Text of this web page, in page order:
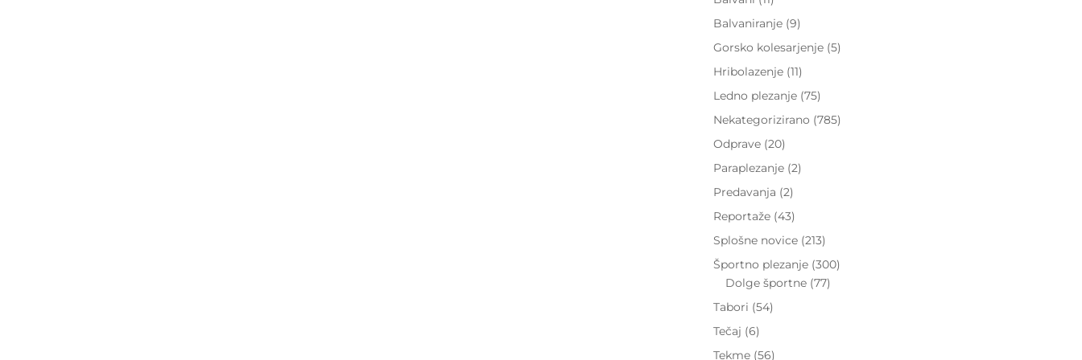
Balvaniranje (9)
Gorsko kolesarjenje (5)
Hribolazenje (11)
Ledno plezanje (75)
Nekategorizirano (785)
Odprave (20)
Paraplezanje (2)
Predavanja (2)
Reportaže (43)
Splošne novice (213)
Športno plezanje (300)
Dolge športne (77)
Tabori (54)
Tečaj (6)
Tekme (56)